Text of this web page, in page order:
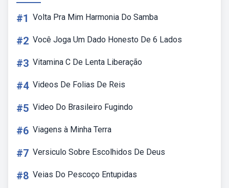
#1 Volta Pra Mim Harmonia Do Samba
#2 Você Joga Um Dado Honesto De 6 Lados
#3 Vitamina C De Lenta Liberação
#4 Videos De Folias De Reis
#5 Video Do Brasileiro Fugindo
#6 Viagens à Minha Terra
#7 Versiculo Sobre Escolhidos De Deus
#8 Veias Do Pescoço Entupidas